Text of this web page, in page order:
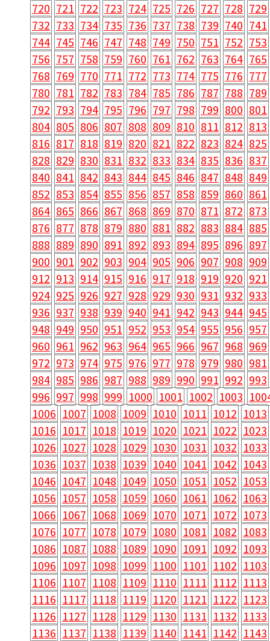
720 721 722 723 724 725 726 727 728 729
732 733 734 735 736 737 738 739 740 741
744 745 746 747 748 749 750 751 752 753
756 757 758 759 760 761 762 763 764 765
768 769 770 771 772 773 774 775 776 777
780 781 782 783 784 785 786 787 788 789
792 793 794 795 796 797 798 799 800 801
804 805 806 807 808 809 810 811 812 813
816 817 818 819 820 821 822 823 824 825
828 829 830 831 832 833 834 835 836 837
840 841 842 843 844 845 846 847 848 849
852 853 854 855 856 857 858 859 860 861
864 865 866 867 868 869 870 871 872 873
876 877 878 879 880 881 882 883 884 885
888 889 890 891 892 893 894 895 896 897
900 901 902 903 904 905 906 907 908 909
912 913 914 915 916 917 918 919 920 921
924 925 926 927 928 929 930 931 932 933
936 937 938 939 940 941 942 943 944 945
948 949 950 951 952 953 954 955 956 957
960 961 962 963 964 965 966 967 968 969
972 973 974 975 976 977 978 979 980 981
984 985 986 987 988 989 990 991 992 993
996 997 998 999 1000 1001 1002 1003
1006 1007 1008 1009 1010 1011 1012 1013
1016 1017 1018 1019 1020 1021 1022 1023
1026 1027 1028 1029 1030 1031 1032 1033
1036 1037 1038 1039 1040 1041 1042 1043
1046 1047 1048 1049 1050 1051 1052 1053
1056 1057 1058 1059 1060 1061 1062 1063
1066 1067 1068 1069 1070 1071 1072 1073
1076 1077 1078 1079 1080 1081 1082 1083
1086 1087 1088 1089 1090 1091 1092 1093
1096 1097 1098 1099 1100 1101 1102 1103
1106 1107 1108 1109 1110 1111 1112 1113
1116 1117 1118 1119 1120 1121 1122 1123
1126 1127 1128 1129 1130 1131 1132 1133
1136 1137 1138 1139 1140 1141 1142 1143